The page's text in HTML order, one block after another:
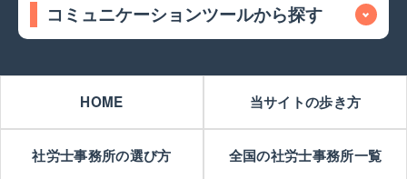
コミュニケーションツールから探す
HOME 当サイトの歩き方
社労士事務所の選び方 全国の社労士事務所一覧